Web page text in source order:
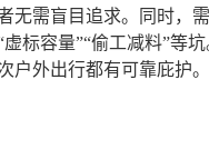
无需盲目追求。同时，
标容量”“偷工减料”等
户外出行都有可靠庇护。